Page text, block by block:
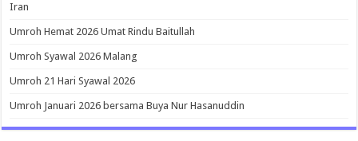
Iran
Umroh Hemat 2026 Umat Rindu Baitullah
Umroh Syawal 2026 Malang
Umroh 21 Hari Syawal 2026
Umroh Januari 2026 bersama Buya Nur Hasanuddin